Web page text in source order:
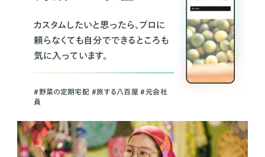
カスタムしたいと思ったら、プロに
頼らなくても自分でできるところも
気に入っています。
＃野菜の定期宅配 ＃旅する八百屋 ＃元会社
員